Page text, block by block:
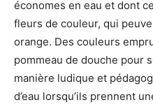
économes en eau et dont
fleurs de couleur, qui
orange. Des couleurs
pommeau de douche pour
manière ludique et
d’eau lorsqu’ils prennent